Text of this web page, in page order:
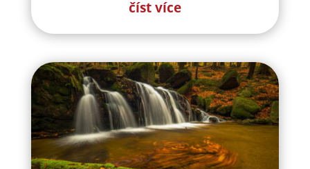
Páté výročí zápisu